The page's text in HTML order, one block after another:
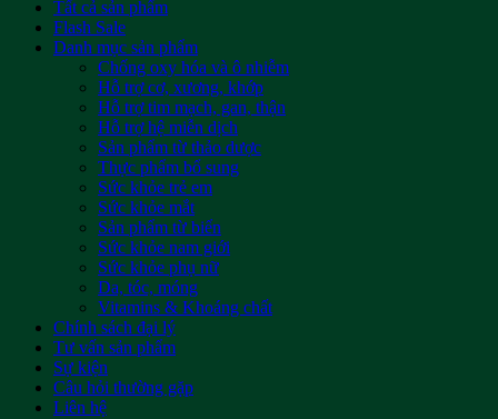
Tất cả sản phẩm
Flash Sale
Danh mục sản phẩm
Chống oxy hóa và ô nhiễm
Hỗ trợ cơ, xương, khớp
Hỗ trợ tim mạch, gan, thận
Hỗ trợ hệ miễn dịch
Sản phẩm từ thảo dược
Thực phẩm bổ sung
Sức khỏe trẻ em
Sức khỏe mắt
Sản phẩm từ biển
Sức khỏe nam giới
Sức khỏe phụ nữ
Da, tóc, móng
Vitamins & Khoáng chất
Chính sách đại lý
Tư vấn sản phẩm
Sự kiện
Câu hỏi thường gặp
Liên hệ